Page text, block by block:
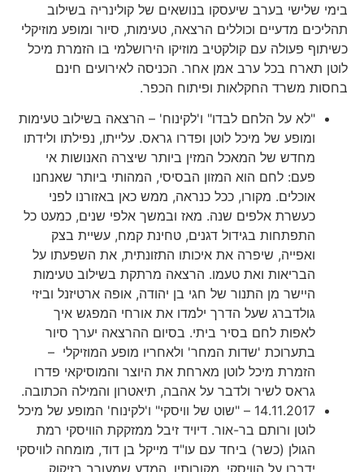
בימי שלישי בערב שיעסקו בנושאים של קולינריה בשילוב
תהליכים מדעיים וכוללים הרצאה, טעימות, סיור ומופע מוזיקלי
כשיתוף פעולה עם קולקטיב מוזיקו הירושלמי בו הזמרת מיכל
לוטן תארח בכל ערב אמן אחר. הכניסה לאירועים חינם
בחסות משרד החקלאות ופיתוח הכפר.
"לא על הלחם לבדו" ו'לקינוח' – הרצאה בשילוב טעימות
ומופע של מיכל לוטן ופדרו גראס. עלייתו, נפילתו ולידתו
מחדש של המאכל המזין ביותר שיצרה האנושות אי
פעם: לחם הוא המזון הבסיסי, המהותי ביותר שאנחנו
אוכלים. מקורו, ככל כנראה, ממש כאן באזורנו לפני
כעשרת אלפים שנה. מאז ובמשך אלפי שנים, כמעט כל
התפתחות בגידול דגנים, טחינת קמח, עשיית בצק
ואפייה, שיפרה את איכותו התזונתית, את השפעתו על
הבריאות ואת טעמו. הרצאה מרתקת בשילוב טעימות
היישר מן התנור של חגי בן יהודה, אופה ארטיזנל וביזי
גולדברג שעל הדרך ילמדו את אורחי המפגש איך
לאפות לחם בסיר ביתי. בסיום ההרצאה יערך סיור
בתערוכת 'שדות המחר' ולאחריו מופע המוזיקלי –
הזמרת מיכל לוטן מארחת את היוצר והמוסיקאי פדרו
גראס לשיר ולדבר על אהבה, תיאטרון והמילה הכתובה.
14.11.2017 – "שוט של וויסקי" ו'לקינוח' המופע של מיכל
לוטן ורותם בר-אור. דיויד זיבל ממזקקת הוויסקי רמת
הגולן (כשר) ביחד עם עו"ד מייקל בן דוד, מומחה לוויסקי